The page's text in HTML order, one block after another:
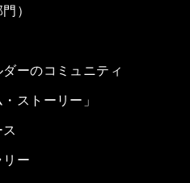
）
ーのコミュニティ
ストーリー」
リー